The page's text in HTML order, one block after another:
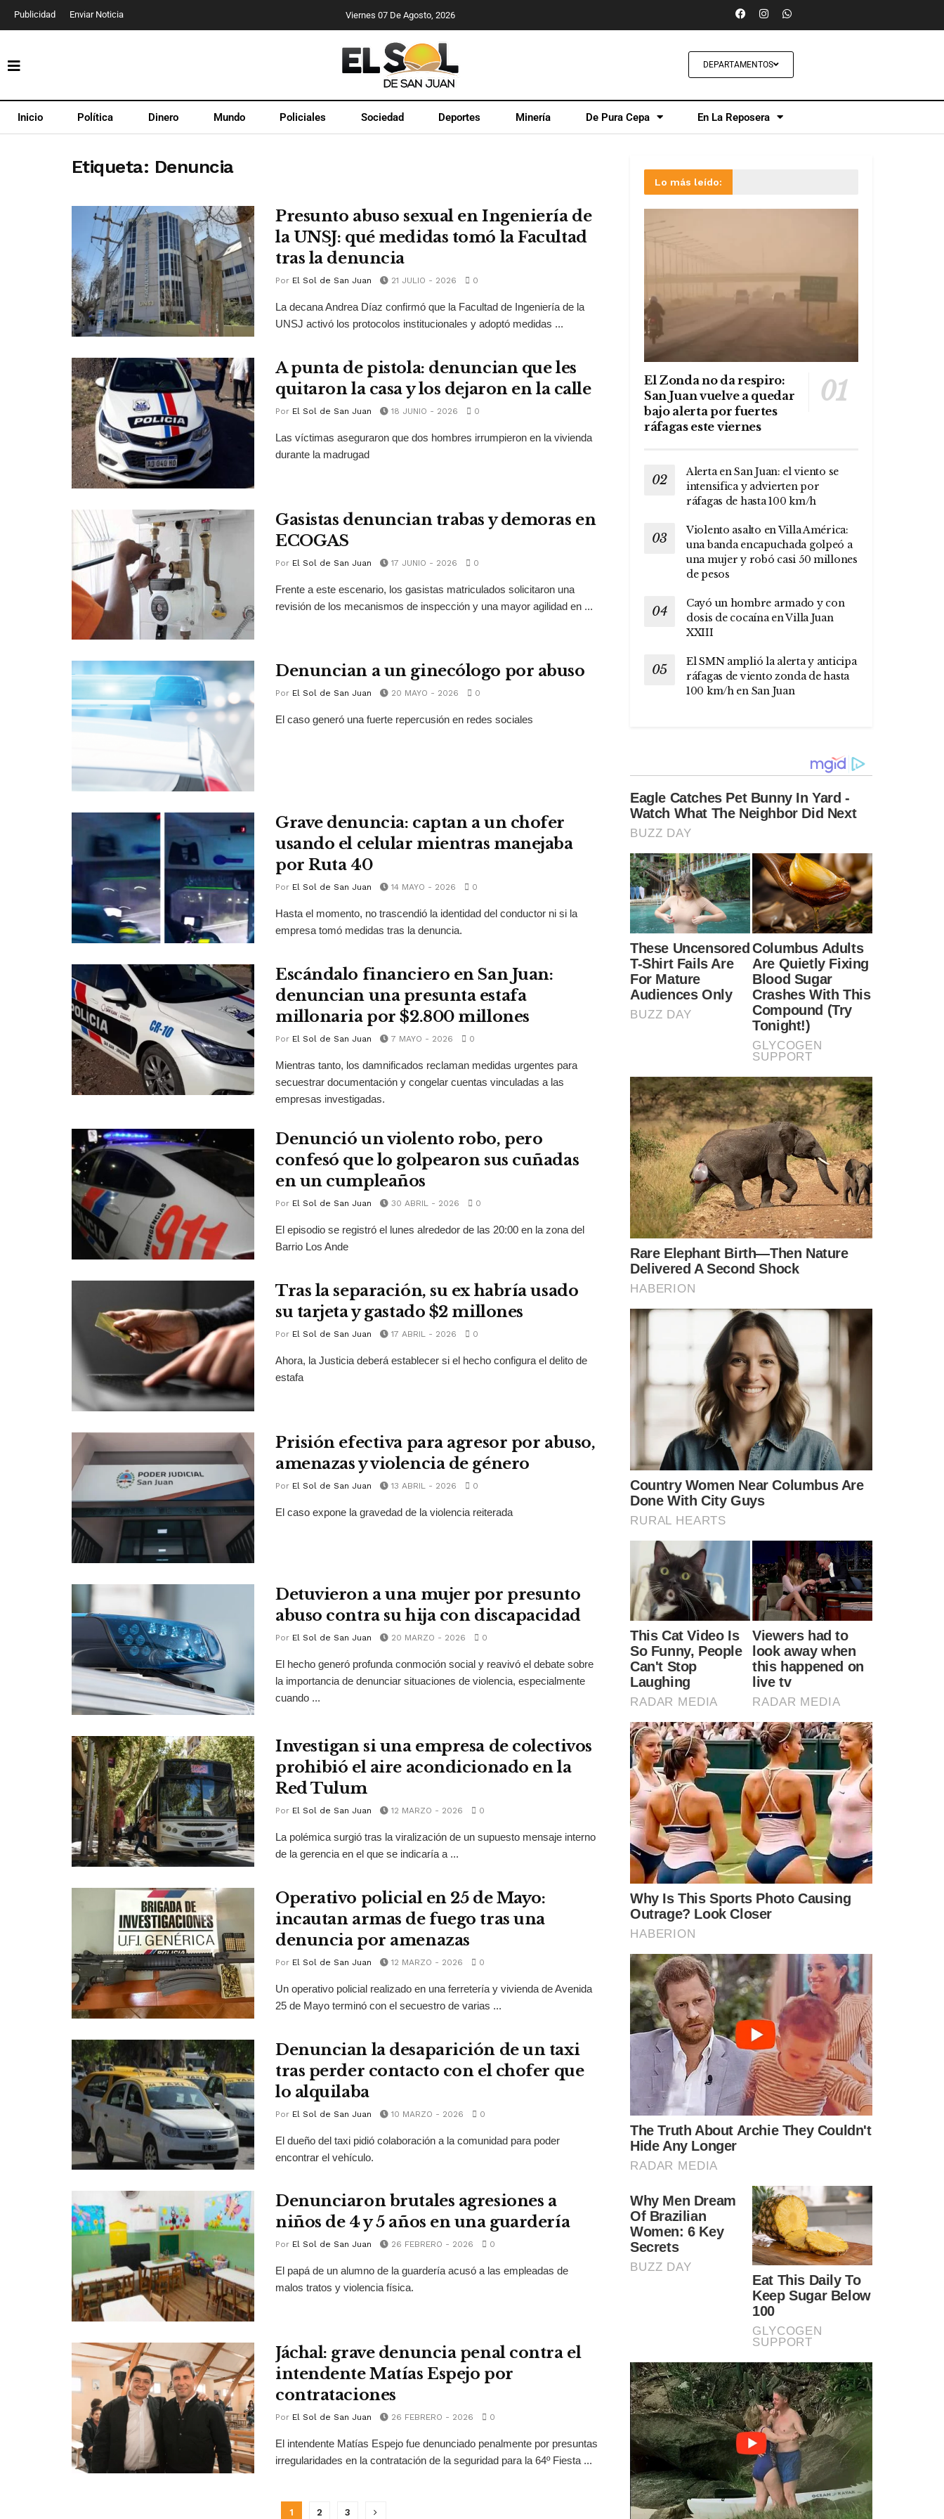
Publicidad Enviar Noticia Viernes 07 De Agosto, 2026
DEPARTAMENTOS
Inicio Política Dinero Mundo Policiales Sociedad Deportes Minería De Pura Cepa En La Reposera
Etiqueta: Denuncia
Presunto abuso sexual en Ingeniería de
la UNSJ: qué medidas tomó la Facultad
tras la denuncia
Por El Sol de San Juan 21 JULIO - 2026 0
La decana Andrea Díaz confirmó que la Facultad de Ingeniería de la
UNSJ activó los protocolos institucionales y adoptó medidas ...
A punta de pistola: denuncian que les
quitaron la casa y los dejaron en la calle
Por El Sol de San Juan 18 JUNIO - 2026 0
Las víctimas aseguraron que dos hombres irrumpieron en la vivienda
durante la madrugad
Gasistas denuncian trabas y demoras en
ECOGAS
Por El Sol de San Juan 17 JUNIO - 2026 0
Frente a este escenario, los gasistas matriculados solicitaron una
revisión de los mecanismos de inspección y una mayor agilidad en ...
Denuncian a un ginecólogo por abuso
Por El Sol de San Juan 20 MAYO - 2026 0
El caso generó una fuerte repercusión en redes sociales
Grave denuncia: captan a un chofer
usando el celular mientras manejaba
por Ruta 40
Por El Sol de San Juan 14 MAYO - 2026 0
Hasta el momento, no trascendió la identidad del conductor ni si la
empresa tomó medidas tras la denuncia.
Escándalo financiero en San Juan:
denuncian una presunta estafa
millonaria por $2.800 millones
Por El Sol de San Juan 7 MAYO - 2026 0
Mientras tanto, los damnificados reclaman medidas urgentes para
secuestrar documentación y congelar cuentas vinculadas a las
empresas investigadas.
Denunció un violento robo, pero
confesó que lo golpearon sus cuñadas
en un cumpleaños
Por El Sol de San Juan 30 ABRIL - 2026 0
El episodio se registró el lunes alrededor de las 20:00 en la zona del
Barrio Los Ande
Tras la separación, su ex habría usado
su tarjeta y gastado $2 millones
Por El Sol de San Juan 17 ABRIL - 2026 0
Ahora, la Justicia deberá establecer si el hecho configura el delito de
estafa
Prisión efectiva para agresor por abuso,
amenazas y violencia de género
Por El Sol de San Juan 13 ABRIL - 2026 0
El caso expone la gravedad de la violencia reiterada
Detuvieron a una mujer por presunto
abuso contra su hija con discapacidad
Por El Sol de San Juan 20 MARZO - 2026 0
El hecho generó profunda conmoción social y reavivó el debate sobre
la importancia de denunciar situaciones de violencia, especialmente
cuando ...
Investigan si una empresa de colectivos
prohibió el aire acondicionado en la
Red Tulum
Por El Sol de San Juan 12 MARZO - 2026 0
La polémica surgió tras la viralización de un supuesto mensaje interno
de la gerencia en el que se indicaría a ...
Operativo policial en 25 de Mayo:
incautan armas de fuego tras una
denuncia por amenazas
Por El Sol de San Juan 12 MARZO - 2026 0
Un operativo policial realizado en una ferretería y vivienda de Avenida
25 de Mayo terminó con el secuestro de varias ...
Denuncian la desaparición de un taxi
tras perder contacto con el chofer que
lo alquilaba
Por El Sol de San Juan 10 MARZO - 2026 0
El dueño del taxi pidió colaboración a la comunidad para poder
encontrar el vehículo.
Denunciaron brutales agresiones a
niños de 4 y 5 años en una guardería
Por El Sol de San Juan 26 FEBRERO - 2026 0
El papá de un alumno de la guardería acusó a las empleadas de
malos tratos y violencia física.
Jáchal: grave denuncia penal contra el
intendente Matías Espejo por
contrataciones
Por El Sol de San Juan 26 FEBRERO - 2026 0
El intendente Matías Espejo fue denunciado penalmente por presuntas
irregularidades en la contratación de la seguridad para la 64º Fiesta ...
1 2 3
Lo más leído:
El Zonda no da respiro:
San Juan vuelve a quedar
bajo alerta por fuertes
ráfagas este viernes
Alerta en San Juan: el viento se
intensifica y advierten por
ráfagas de hasta 100 km/h
Violento asalto en Villa América:
una banda encapuchada golpeó a
una mujer y robó casi 50 millones
de pesos
Cayó un hombre armado y con
dosis de cocaína en Villa Juan
XXIII
El SMN amplió la alerta y anticipa
ráfagas de viento zonda de hasta
100 km/h en San Juan